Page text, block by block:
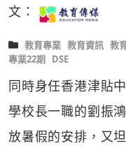
文：
教育專業 教育資訊 教
專業22期 DSE
同時身任香港津貼
學校長一職的劉振
放暑假的安排，又